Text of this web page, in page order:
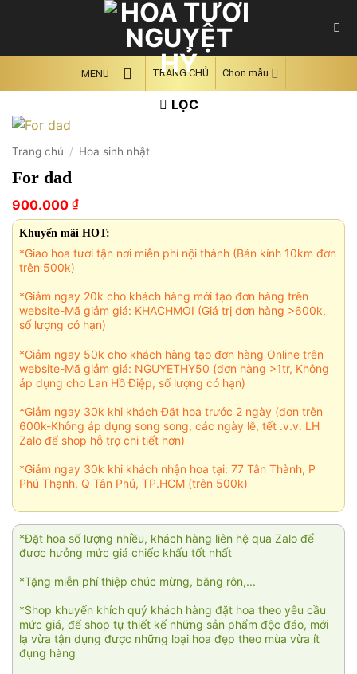
MENU TRANG CHỦ Chọn mẫu
LỌC
Trang chủ / Hoa sinh nhật
For dad
900.000 ₫
Khuyến mãi HOT:
*Giao hoa tươi tận nơi miễn phí nội thành (Bán kính 10km đơn
trên 500k)
*Giảm ngay 20k cho khách hàng mới tạo đơn hàng trên
website-Mã giảm giá: KHACHMOI (Giá trị đơn hàng >600k,
số lượng có hạn)
*Giảm ngay 50k cho khách hàng tạo đơn hàng Online trên
website-Mã giảm giá: NGUYETHY50 (đơn hàng >1tr, Không
áp dụng cho Lan Hồ Điệp, số lượng có hạn)
*Giảm ngay 30k khi khách Đặt hoa trước 2 ngày (đơn trên
600k-Không áp dụng song song, các ngày lễ, tết .v.v. LH
Zalo để shop hỗ trợ chi tiết hơn)
*Giảm ngay 30k khi khách nhận hoa tại: 77 Tân Thành, P
Phú Thạnh, Q Tân Phú, TP.HCM (trên 500k)
*Đặt hoa số lượng nhiều, khách hàng liên hệ qua Zalo để
được hưởng mức giá chiếc khấu tốt nhất
*Tặng miễn phí thiệp chúc mừng, băng rôn,...
*Shop khuyến khích quý khách hàng đặt hoa theo yêu cầu
mức giá, để shop tự thiết kế những sản phẩm độc đáo, mới
lạ vừa tận dụng được những loại hoa đẹp theo mùa vừa ít
đụng hàng